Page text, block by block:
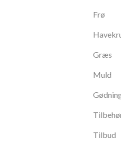
Frø
Græs
Muld
Tilbud